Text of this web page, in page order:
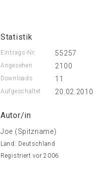
Statistik
Eintrags-Nr. 55257
Angesehen 2100
Downloads 11
Aufgeschaltet 20.02.2010
Autor/in
Joe (Spitzname)
Land: Deutschland
Registriert vor 2006